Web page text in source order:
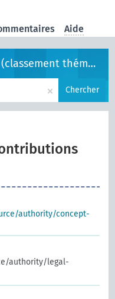
Aide
thématique)
× Chercher
authority/concept-
authority/legal-